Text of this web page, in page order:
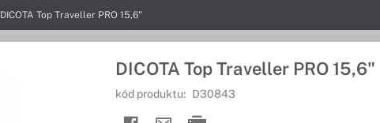
DICOTA Top Traveller PRO 15,6"
DICOTA Top Traveller PRO 15,6"
kód produktu: D30843